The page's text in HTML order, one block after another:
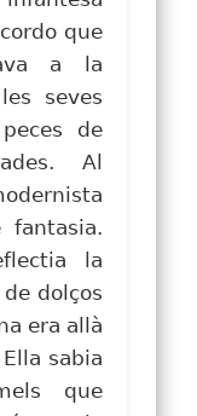
que
a la
seves
de
Al
la
dolços
era allà
sabia
que